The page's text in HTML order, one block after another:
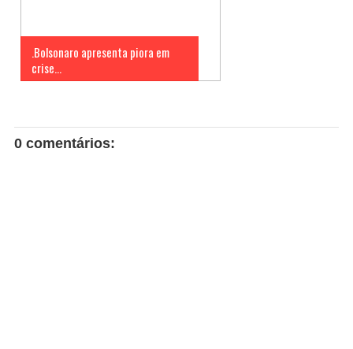
.Bolsonaro apresenta piora em
crise...
0 comentários: